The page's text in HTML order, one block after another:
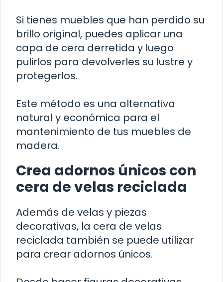
Si tienes muebles que han perdido su
brillo original, puedes aplicar una
capa de cera derretida y luego
pulirlos para devolverles su lustre y
protegerlos.
Este método es una alternativa
natural y económica para el
mantenimiento de tus muebles de
madera.
Crea adornos únicos con
cera de velas reciclada
Además de velas y piezas
decorativas, la cera de velas
reciclada también se puede utilizar
para crear adornos únicos.